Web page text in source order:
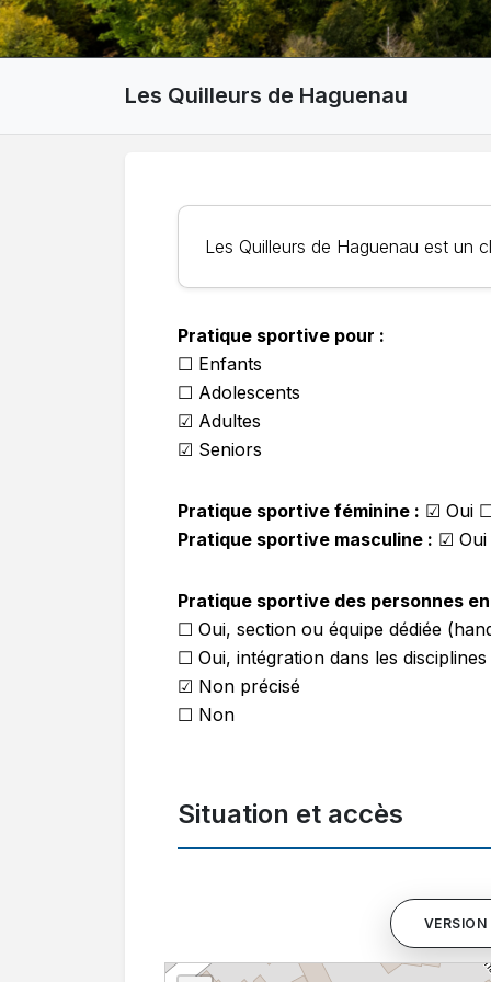
Les Quilleurs de Haguenau
Les Quilleurs de Haguenau est un
Pratique sportive pour :
☐ Enfants
☐ Adolescents
☑ Adultes
☑ Seniors
Pratique sportive féminine : ☑ Oui
Pratique sportive masculine : ☑
Pratique sportive des personnes
☐ Oui, section ou équipe dédiée
☐ Oui, intégration dans les disciplines
☑ Non précisé
☐ Non
Situation et accès